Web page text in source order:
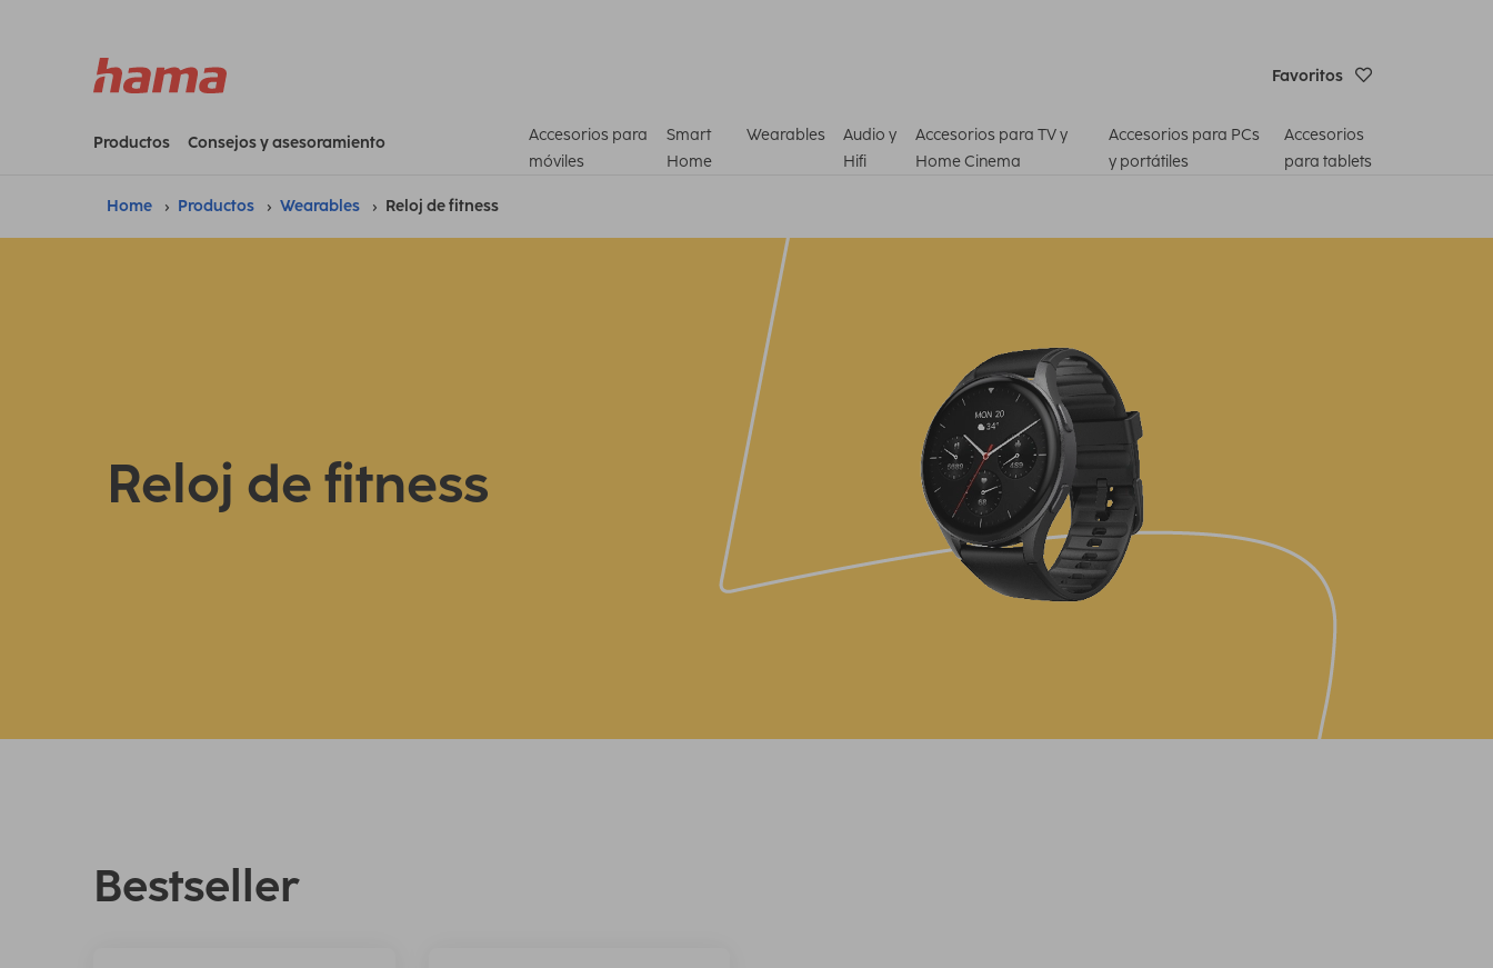
Favoritos
Productos Consejos y asesoramiento
Accesorios para
móviles
Smart
Home
Wearables
Audio y
Hifi
Accesorios para TV y
Home Cinema
Accesorios para PCs
y portátiles
Accesorios
para tablets
Home Productos Wearables Reloj de fitness
Reloj de fitness
Bestseller